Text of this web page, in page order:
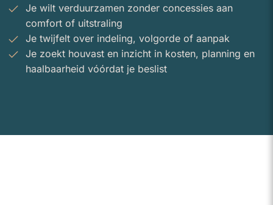
Je wilt verduurzamen zonder concessies aan
comfort of uitstraling
Je twijfelt over indeling, volgorde of aanpak
Je zoekt houvast en inzicht in kosten, planning en
haalbaarheid vóórdat je beslist